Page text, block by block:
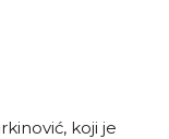
koji je